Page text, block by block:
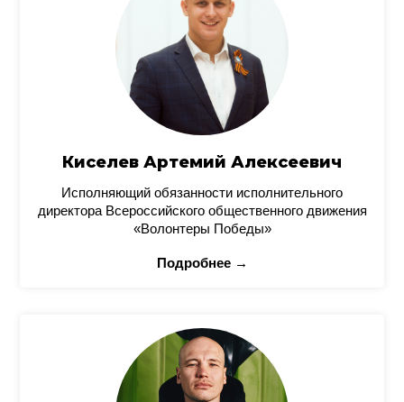
Киселев Артемий Алексеевич
Исполняющий обязанности исполнительного
директора Всероссийского общественного движения
«Волонтеры Победы»
Подробнее →